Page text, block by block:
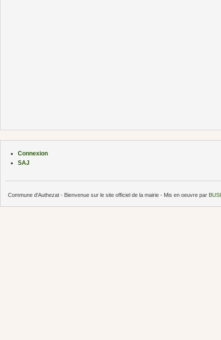
Connexion
SAJ
Commune d'Authezat - Bienvenue sur le site officiel de la mairie - Mis en oeuvre par